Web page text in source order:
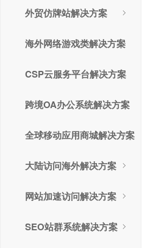
外贸仿牌站解决方案
海外网络游戏类解决方案
CSP云服务平台解决方案
跨境OA办公系统解决方案
全球移动应用商城解决方案
大陆访问海外解决方案
网站加速访问解决方案
SEO站群系统解决方案